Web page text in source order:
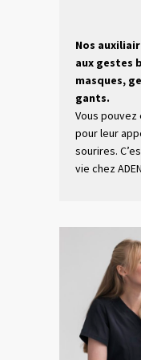
Nos
aux gestes
masques,
gants.
Vous
pour leur
sourires.
vie chez